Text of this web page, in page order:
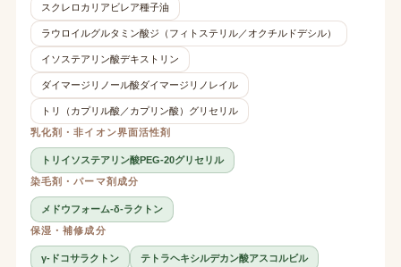
スクレロカリアビレア種子油
ラウロイルグルタミン酸ジ（フィトステリル／オクチルドデシル）
イソステアリン酸デキストリン
ダイマージリノール酸ダイマージリノレイル
トリ（カプリル酸／カプリン酸）グリセリル
乳化剤・非イオン界面活性剤
トリイソステアリン酸PEG-20グリセリル
染毛剤・パーマ剤成分
メドウフォーム-δ-ラクトン
保湿・補修成分
γ-ドコサラクトン テトラヘキシルデカン酸アスコルビル